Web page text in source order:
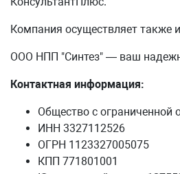
Компания осуществляет также
ООО НПП "Синтез" — ваш
Контактная информация:
Общество с ограниченной
ИНН 3327112526
ОГРН 1123327005075
КПП 771801001